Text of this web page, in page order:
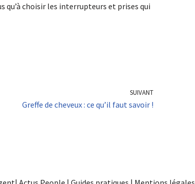
qu’à choisir les interrupteurs et prises qui
SUIVANT
Greffe de cheveux : ce qu’il faut savoir !